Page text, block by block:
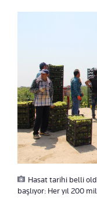
Hasat tarihi belli
başlıyor: Her yıl 200